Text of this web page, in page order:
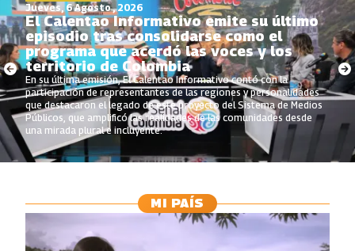
Jueves, 6 Agosto , 2026
El Calentao Informativo emite su último
episodio tras consolidarse como el
programa que acerdó las voces y los
territorio de Colombia
En su última emisión, El Calentao Informativo contó con la
participación de representantes de las regiones y personalidades
que destacaron el legado de este proyecto del Sistema de Medios
Públicos, que amplificó las realidades de las comunidades desde
una mirada plural e incluyente.
MI PAÍS